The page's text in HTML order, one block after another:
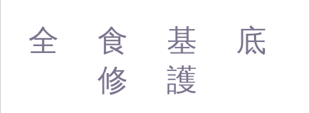
全 食 基 底
修 護